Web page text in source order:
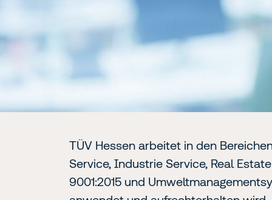
TÜV Hessen arbeitet in den
Service, Industrie Service, Real
9001:2015 und
ausführliches
PDF